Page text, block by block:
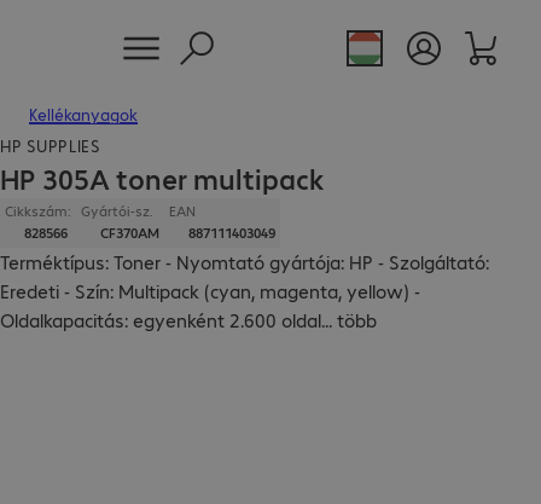
Kellékanyagok
HP SUPPLIES
HP 305A toner multipack
Cikkszám:
828566
Gyártói-sz.
CF370AM
EAN
887111403049
Terméktípus: Toner - Nyomtató gyártója: HP - Szolgáltató:
Eredeti - Szín: Multipack (cyan, magenta, yellow) -
Oldalkapacitás: egyenként 2.600 oldal...több